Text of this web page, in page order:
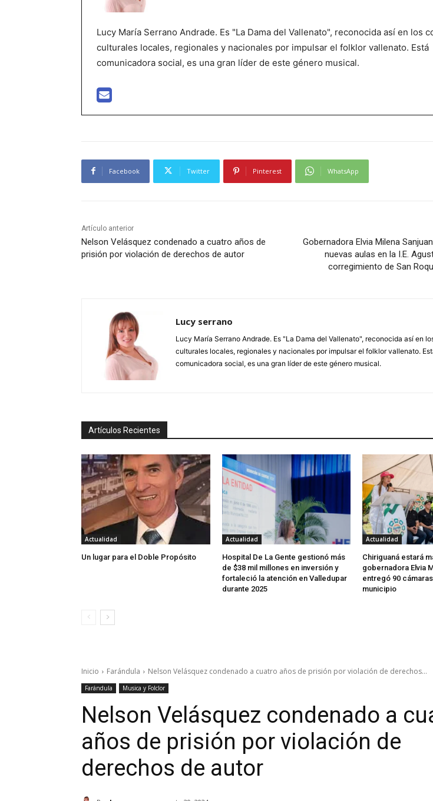
Lucy María Serrano Andrade. Es "La Dama del Vallenato", reconocida así en los
culturales locales, regionales y nacionales por impulsar el folklor vallenato. Está
comunicadora social, es una gran líder de este género musical.
Facebook Twitter Pinterest WhatsApp
Artículo anterior
Nelson Velásquez condenado a cuatro años de
prisión por violación de derechos de autor
Gobernadora Elvia Milena
nuevas aulas en la I.E.
corregimiento de San
Lucy serrano
Lucy María Serrano Andrade. Es "La Dama del Vallenato", reconocida así en
culturales locales, regionales y nacionales por impulsar el folklor vallenato.
comunicadora social, es una gran líder de este género musical.
Artículos Recientes
Actualidad
Un lugar para el Doble Propósito
Actualidad
Hospital De La Gente gestionó más
de $38 mil millones en inversión y
fortaleció la atención en Valledupar
durante 2025
Actualidad
Chiriguaná estará
gobernadora Elvia
entregó 90
municipio